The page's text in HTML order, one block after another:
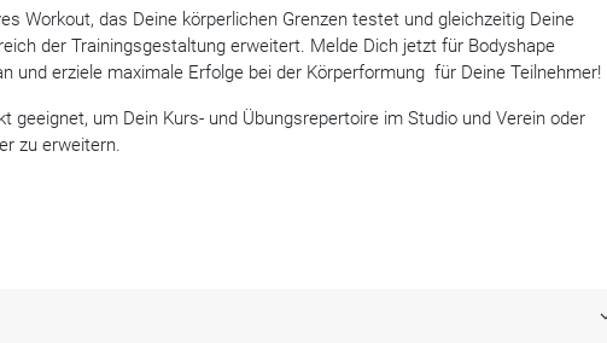
Workout, das Deine körperlichen Grenzen testet und gleichzeitig Deine
der Trainingsgestaltung erweitert. Melde Dich jetzt für Bodyshape
und erziele maximale Erfolge bei der Körperformung für Deine Teilnehmer!
geeignet, um Dein Kurs- und Übungsrepertoire im Studio und Verein oder
zu erweitern.